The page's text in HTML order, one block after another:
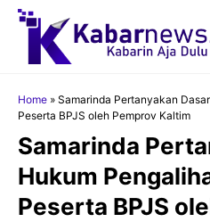
Langsung
Home » Samarinda Pertanyakan
Peserta BPJS oleh Pemprov Kaltim
Samarinda
Hukum
Peserta BPJS